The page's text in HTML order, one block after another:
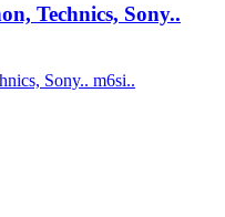
Technics, Sony..
Sony.. m6si..